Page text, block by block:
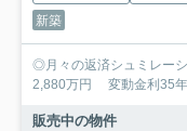
新築
◎月々の返済シュミレーション◎ 月々支払い
2,880万円 変動金
販売中の物件